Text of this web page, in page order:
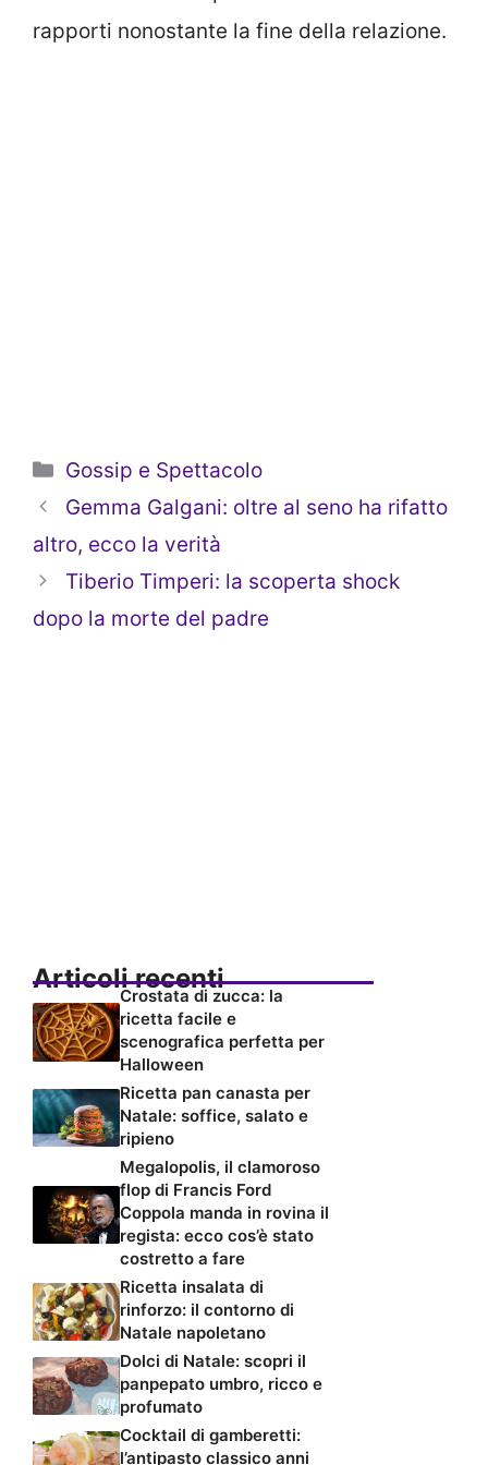
rapporti nonostante la fine della relazione.
Categorie
Gossip e Spettacolo
Gemma Galgani: oltre al seno ha rifatto
altro, ecco la verità
Tiberio Timperi: la scoperta shock
dopo la morte del padre
Articoli recenti
Crostata di zucca: la
ricetta facile e
scenografica perfetta per
Halloween
Ricetta pan canasta per
Natale: soffice, salato e
ripieno
Megalopolis, il clamoroso
flop di Francis Ford
Coppola manda in rovina il
regista: ecco cos’è stato
costretto a fare
Ricetta insalata di
rinforzo: il contorno di
Natale napoletano
Dolci di Natale: scopri il
panpepato umbro, ricco e
profumato
Cocktail di gamberetti:
l’antipasto classico anni